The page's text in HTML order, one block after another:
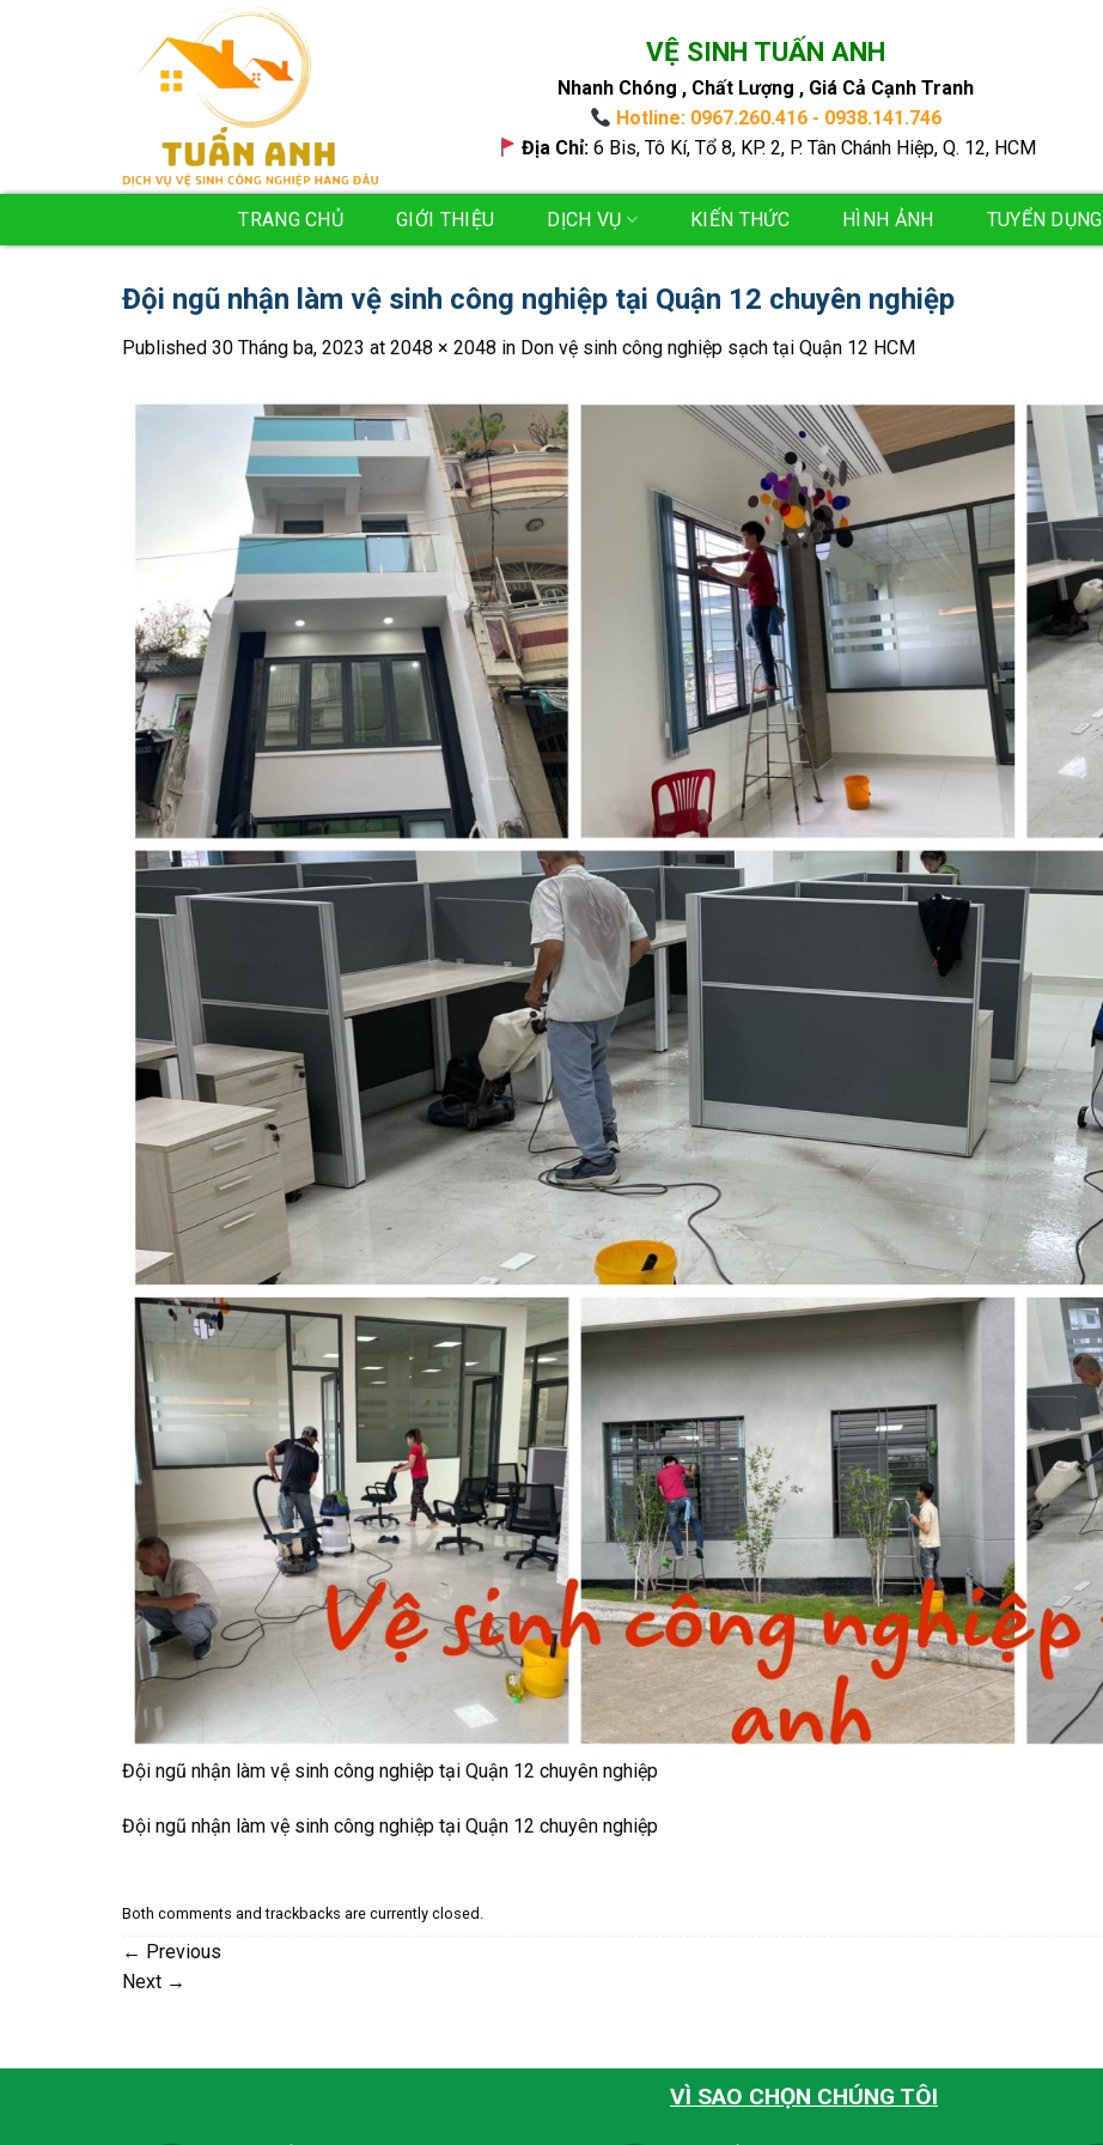
VỆ SINH TUẤN ANH
Nhanh Chóng , Chất Lượng , Giá Cả Cạnh Tranh
Hotline: 0967.260.416 - 0938.141.746
Địa Chỉ:6 Bis, Tô Kí, Tổ 8, KP. 2, P. Tân Chánh Hiệp, Q. 12, HCM
TRANG CHỦ GIỚI THIỆU DỊCH VỤ KIẾN THỨC HÌNH ẢNH TUYỂN DỤNG
Đội ngũ nhận làm vệ sinh công nghiệp tại Quận 12 chuyên nghiệp
Published 30 Tháng ba, 2023 at 2048 × 2048 in Don vệ sinh công nghiệp sạch tại Quận 12 HCM
Đội ngũ nhận làm vệ sinh công nghiệp tại Quận 12 chuyên nghiệp
Đội ngũ nhận làm vệ sinh công nghiệp tại Quận 12 chuyên nghiệp
Both comments and trackbacks are currently closed.
← Previous
Next →
VÌ SAO CHỌN CHÚNG TÔI